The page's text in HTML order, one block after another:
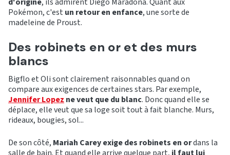
Pokémon, c'est un retour en enfance, une sorte de
madeleine de Proust.
Des robinets en or et des murs
blancs
Bigflo et Oli sont clairement raisonnables quand on
compare aux exigences de certaines stars. Par exemple,
Jennifer Lopez ne veut que du blanc. Donc quand elle se
déplace, elle veut que sa loge soit tout à fait blanche. Murs,
rideaux, bougies, sol...
De son côté, Mariah Carey exige des robinets en ordans la